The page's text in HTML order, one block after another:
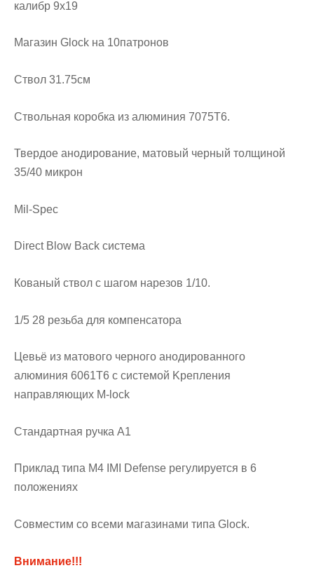
калибр 9x19
Магазин Glock на 10патронов
Cтвол 31.75cм
Cтвольнaя коробкa из алюминия 7075T6.
Твердое анодирование, матовый черный толщиной
35/40 микрон
Mil-Spec
Direct Blow Back система
Кованый ствол с шагом нарезов 1/10.
1/5 28 резьба для компенсатора
Цевьё из матового черного анодированного
алюминия 6061T6 с системой Kрепления
направляющих M-lock
Cтандартная ручка А1
Приклад типа M4 IMI Defense регулируется в 6
положениях
Совместим со всеми магазинами типа Glock.
Bнимание!!!